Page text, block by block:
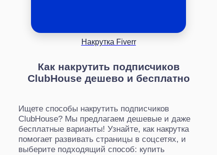
Накрутка Fiverr
Как накрутить подписчиков
ClubHouse дешево и бесплатно
Ищете способы накрутить подписчиков
ClubHouse? Мы предлагаем дешевые и даже
бесплатные варианты! Узнайте, как накрутка
помогает развивать страницы в соцсетях, и
выберите подходящий способ: купить